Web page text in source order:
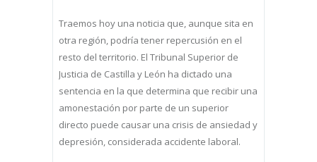
Traemos hoy una noticia que, aunque sita en
otra región, podría tener repercusión en el
resto del territorio. El Tribunal Superior de
Justicia de Castilla y León ha dictado una
sentencia en la que determina que recibir una
amonestación por parte de un superior
directo puede causar una crisis de ansiedad y
depresión, considerada accidente laboral.